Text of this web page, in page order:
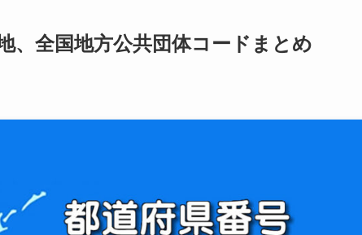
、全国地方公共団体コードまとめ